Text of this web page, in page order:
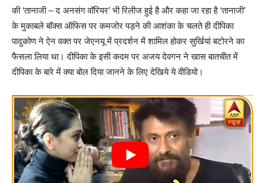
की ‘तानाजी – द अनसंग वॉरियर’ भी रिलीज हुई है और कहा जा रहा है ‘तानाजी’
के मुकाबले बॉक्स ऑफिस पर कमजोर पड़ने की आशंका के चलते ही दीपिका
पादुकोण ने ऐन वक्त पर जेएनयू में प्रदर्शन में शामिल होकर सुर्खियां बटोरने का
फैसला लिया था। दीपिका के इसी कदम पर अजय देवगन ने खास बातचीत में
दीपिका के बारे में क्या बोल दिया जानने के लिए देखिये ये वीडियो।